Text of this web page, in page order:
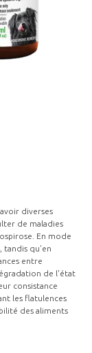
diverses
de maladies
En mode
tandis qu’en
entre
de l'état
consistance
les flatulences
des aliments